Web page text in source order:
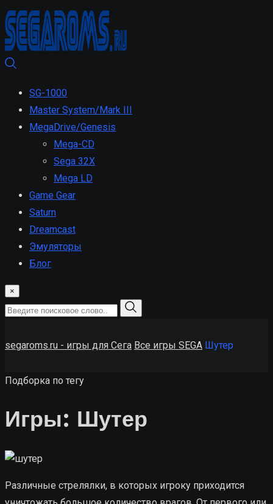
SG-1000
Master System/Mark III
MegaDrive/Genesis
Mega-CD
Sega 32X
Mega LD
Game Gear
Saturn
Dreamcast
Эмуляторы
Блог
×
segaroms.ru - игры для Сега Все игры SEGA Шутер
Подборка по тегу
Игры: Шутер
Различные стрелялки, в которых игроку приходится